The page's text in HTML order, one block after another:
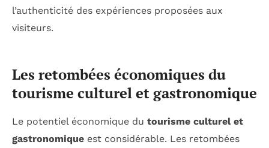
l’authenticité des expériences proposées aux
visiteurs.
Les retombées économiques du
tourisme culturel et gastronomique
Le potentiel économique du tourisme culturel et
gastronomique est considérable. Les retombées